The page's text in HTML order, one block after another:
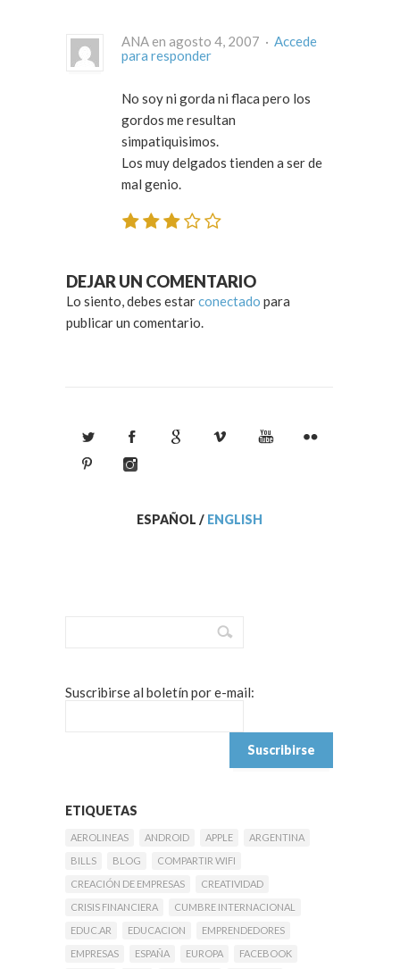
ANA en agosto 4, 2007 · Accede
para responder
No soy ni gorda ni flaca pero los
gordos me resultan
simpatiquìsimos.
Los muy delgados tienden a ser de
mal genio.
DEJAR UN COMENTARIO
Lo siento, debes estarconectado para
publicar un comentario.
ESPAÑOL / ENGLISH
Suscribirse al boletín por e-mail:
ETIQUETAS
AEROLINEAS ANDROID APPLE
ARGENTINA
BILLS
BLOG
COMPARTIR WIFI
CREACIÓN DE EMPRESAS
CREATIVIDAD
CRISIS FINANCIERA
CUMBRE INTERNACIONAL
EDUC.AR
EDUCACION
EMPRENDEDORES
EMPRESAS
ESPAÑA EUROPA FACEBOOK